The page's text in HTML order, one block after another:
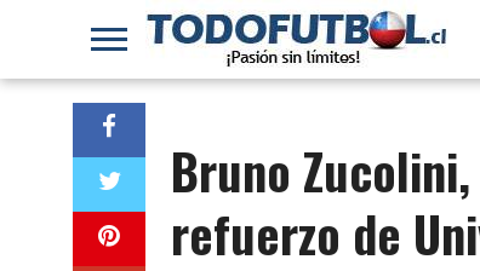
Bruno
refuerzo de